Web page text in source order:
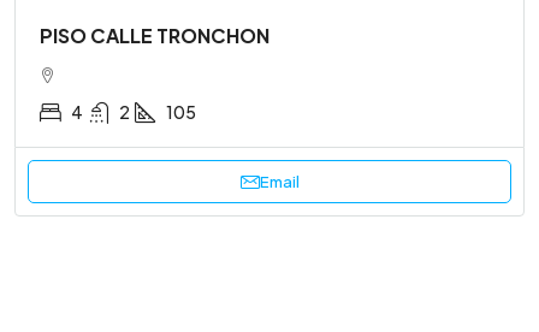
PISO CALLE TRONCHON
4 2 105
Email